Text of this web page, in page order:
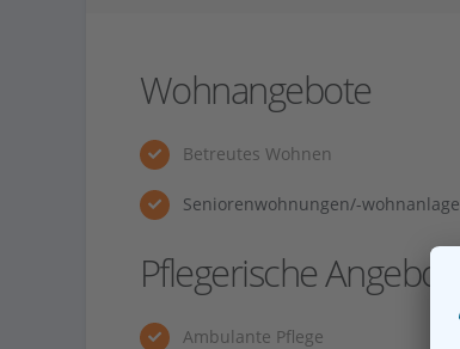
Wohnangebote
Betreutes Wohnen
Seniorenwohnungen/-wohnanlage
Pflegerische Angebote
Ambulante Pflege